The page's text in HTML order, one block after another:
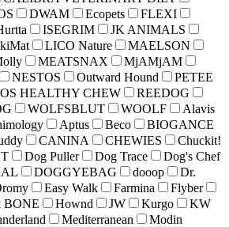
DWAM Ecopets
FLEXI
ISEGRIM
JK ANIMALS
LICO Nature
MAELSON
MEATSNAX
MjAMjAM
NESTOS Outward Hound
PETEE
HEALTHY CHEW
REEDOG
WOLFSBLUT WOOLF
Alavis
Aptus Beco
BIOGANCE
CANINA CHEWIES
Chuckit!
Dog Puller Dog Trace
Dog's Chef
DOGGYEBAG dooop
Dr.
Easy Walk Farmina
Flyber
BONE Hownd JW Kurgo
KW
Mediterranean
Modin